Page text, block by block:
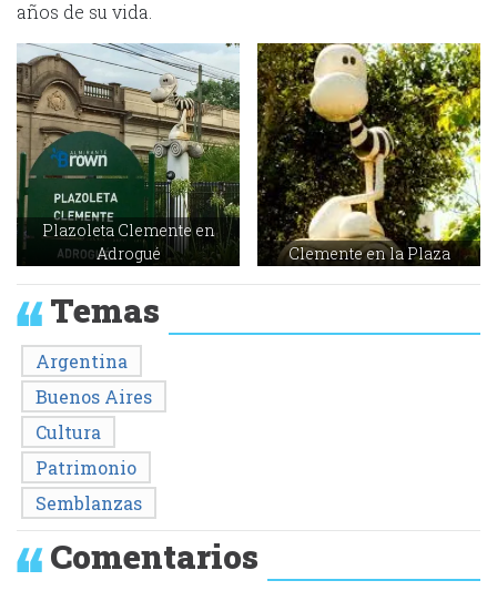
años de su vida.
Plazoleta Clemente en
Adrogué
Clemente en la Plaza
Temas
Argentina
Buenos Aires
Cultura
Patrimonio
Semblanzas
Comentarios